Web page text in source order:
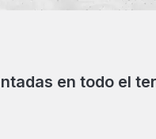
en todo el